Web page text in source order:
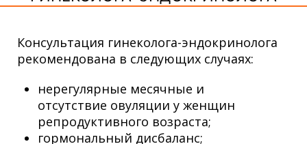
Консультация гинеколога-эндокринолога
рекомендована в следующих случаях:
нерегулярные месячные и
отсутствие овуляции у женщин
репродуктивного возраста;
гормональный дисбаланс;